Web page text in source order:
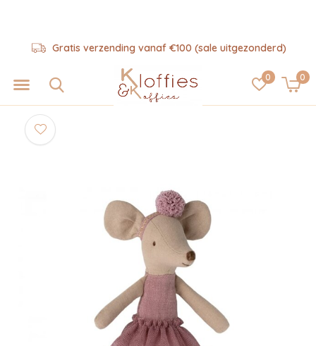
0 0
Gratis verzending vanaf €100 (sale uitgezonderd)